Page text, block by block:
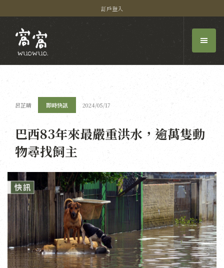
訂戶登入
呂芷晴 即時快訊 2024/05/17
巴西83年來最嚴重洪水，逾萬隻動
物尋找飼主